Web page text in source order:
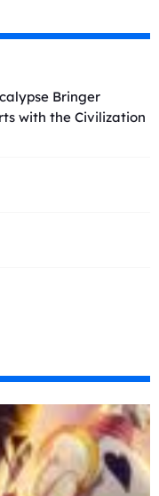
Bringer
with the Civilization